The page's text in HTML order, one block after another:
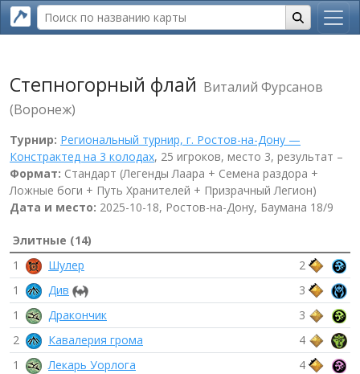
Степногорный флай Виталий Фурсанов
(Воронеж)
Турнир: Региональный турнир, г. Ростов-на-Дону —
Констрактед на 3 колодах, 25 игроков, место 3, результат –
Формат: Стандарт (Легенды Лаара + Семена раздора +
Ложные боги + Путь Хранителей + Призрачный Легион)
Дата и место: 2025-10-18, Ростов-на-Дону, Баумана 18/9
Элитные (14)
1
Шулер
2
1
Див
3
1
Дракончик
3
2
Кавалерия грома
4
1
Лекарь Уорлога
4